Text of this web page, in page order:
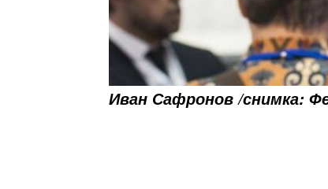
Иван Сафронов /снимка: